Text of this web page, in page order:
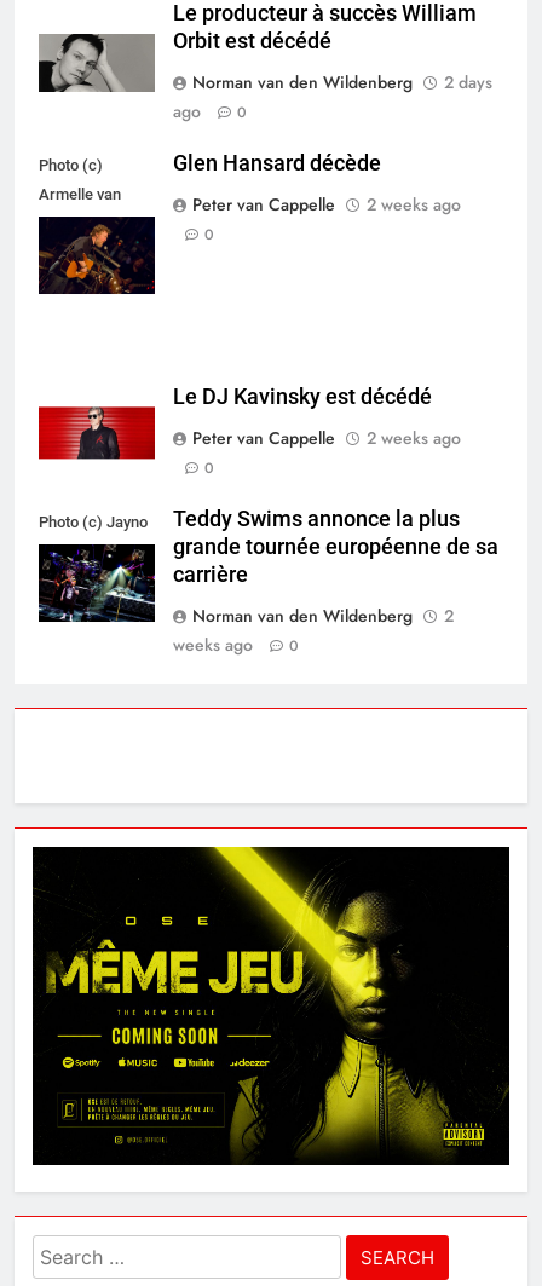
Le producteur à succès William
Orbit est décédé
Norman van den Wildenberg
2 days
ago
0
Photo (c)
Armelle van
Helden,
Maxazine.nl
Glen Hansard décède
Peter van Cappelle
2 weeks ago
0
Le DJ Kavinsky est décédé
Peter van Cappelle
2 weeks ago
0
Photo (c) Jayno
Berkhoudt
Teddy Swims annonce la plus
grande tournée européenne de sa
carrière
Norman van den Wildenberg
2
weeks ago
0
Search